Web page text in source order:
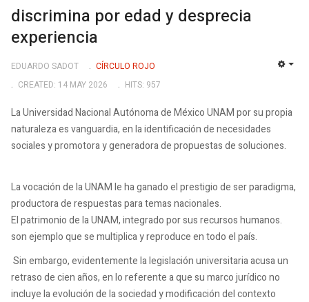
discrimina por edad y desprecia
experiencia
EDUARDO SADOT
CÍRCULO ROJO
CREATED: 14 MAY 2026
HITS: 957
La Universidad Nacional Autónoma de México UNAM por su propia
naturaleza es vanguardia, en la identificación de necesidades
sociales y promotora y generadora de propuestas de soluciones.
La vocación de la UNAM le ha ganado el prestigio de ser paradigma,
productora de respuestas para temas nacionales.
El patrimonio de la UNAM, integrado por sus recursos humanos.
son ejemplo que se multiplica y reproduce en todo el país.
Sin embargo, evidentemente la legislación universitaria acusa un
retraso de cien años, en lo referente a que su marco jurídico no
incluye la evolución de la sociedad y modificación del contexto